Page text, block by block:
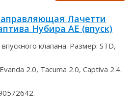
Лачетти
Нубира AE (впуск)
клапана. Размер: STD,
2.0, Tacuma 2.0, Captiva 2.4.